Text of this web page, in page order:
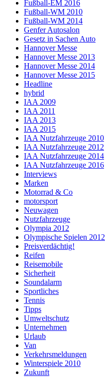
Fußball-EM 2016
Fußball-WM 2010
Fußball-WM 2014
Genfer Autosalon
Gesetz in Sachen Auto
Hannover Messe
Hannover Messe 2013
Hannover Messe 2014
Hannover Messe 2015
Headline
hybrid
IAA 2009
IAA 2011
IAA 2013
IAA 2015
IAA Nutzfahrzeuge 2010
IAA Nutzfahrzeuge 2012
IAA Nutzfahrzeuge 2014
IAA Nutzfahrzeuge 2016
Interviews
Marken
Motorrad & Co
motorsport
Neuwagen
Nutzfahrzeuge
Olympia 2012
Olympische Spielen 2012
Preisverdächtig!
Reifen
Reisemobile
Sicherheit
Soundalarm
Sportliches
Tennis
Tipps
Umweltschutz
Unternehmen
Urlaub
Van
Verkehrsmeldungen
Winterspiele 2010
Zukunft